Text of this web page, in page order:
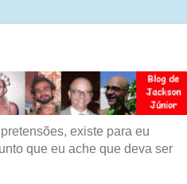
existe para eu
que eu ache que deva ser